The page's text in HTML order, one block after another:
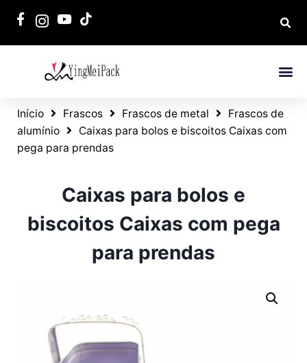
Início Frascos Frascos de metal
Frascos de
alumínio
Caixas para bolos e biscoitos Caixas com
pega para prendas
Caixas para bolos e
biscoitos Caixas com pega
para prendas